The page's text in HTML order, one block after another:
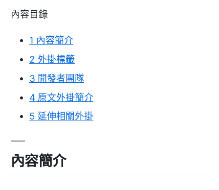
內容目錄
1 內容簡介
2 外掛標籤
3 開發者團隊
4 原文外掛簡介
5 延伸相關外掛
內容簡介